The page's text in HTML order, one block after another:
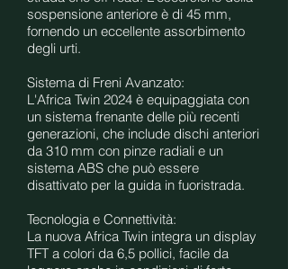
sospensione anteriore è di 45 mm,
fornendo un eccellente assorbimento
degli urti.
Sistema di Freni Avanzato:
L'Africa Twin 2024 è equipaggiata con
un sistema frenante delle più recenti
generazioni, che include dischi anteriori
da 310 mm con pinze radiali e un
sistema ABS che può essere
disattivato per la guida in fuoristrada.
Tecnologia e Connettività:
La nuova Africa Twin integra un display
TFT a colori da 6,5 pollici, facile da